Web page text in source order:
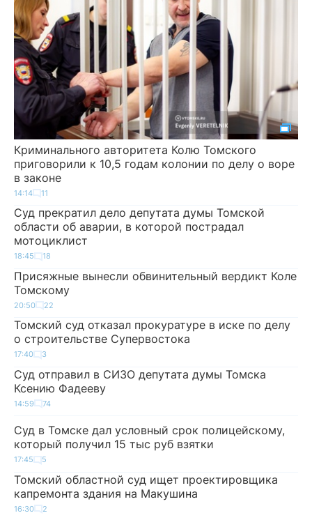
Криминального авторитета Колю Томского
приговорили к 10,5 годам колонии по делу о воре
в законе
14:14 11
Суд прекратил дело депутата думы Томской
области об аварии, в которой пострадал
мотоциклист
18:45 18
Присяжные вынесли обвинительный вердикт Коле
Томскому
20:50 22
Томский суд отказал прокуратуре в иске по делу
о строительстве Супервостока
17:40 3
Суд отправил в СИЗО депутата думы Томска
Ксению Фадееву
14:59 74
Суд в Томске дал условный срок полицейскому,
который получил 15 тыс руб взятки
17:45 5
Томский областной суд ищет проектировщика
капремонта здания на Макушина
16:30 2